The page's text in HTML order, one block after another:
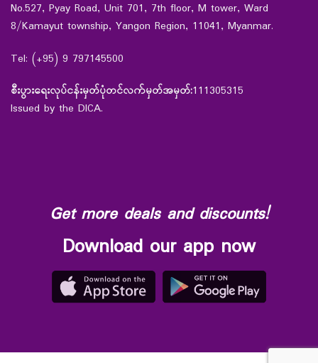
No.527, Pyay Road, Unit 701, 7th floor, M tower, Ward
8/Kamayut township, Yangon Region, 11041, Myanmar.
Tel: (+95) 9 797145500
စီးပွားရေးလုပ်ငန်းမှတ်ပုံတင်လက်မှတ်အမှတ်:111305315
Issued by the DICA.
Get more deals and discounts!
Download our app now